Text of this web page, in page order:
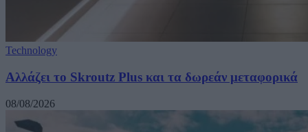
Technology
Αλλάζει το Skroutz Plus και τα δωρεάν μεταφορικά
08/08/2026